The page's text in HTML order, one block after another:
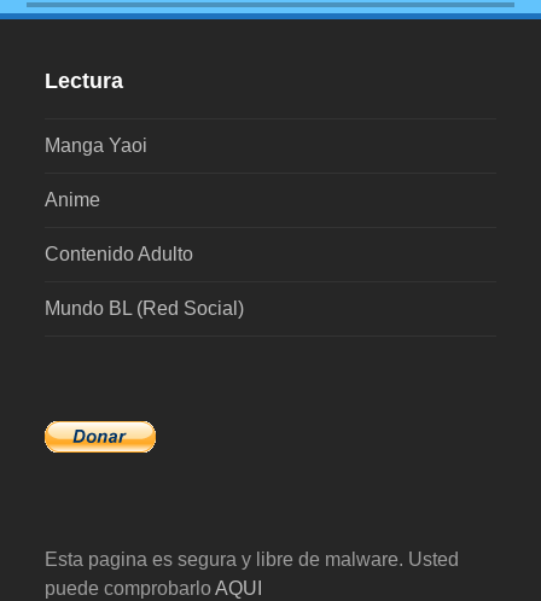
Lectura
Manga Yaoi
Anime
Contenido Adulto
Mundo BL (Red Social)
Esta pagina es segura y libre de malware. Usted
puede comprobarloAQUI